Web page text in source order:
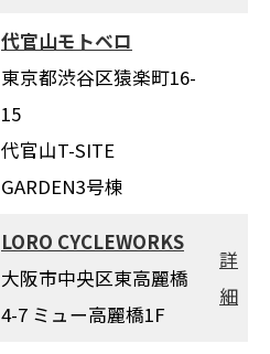
代官山モトベロ
東京都渋谷区猿楽町16-
15
代官山T-SITE
GARDEN3号棟
LORO CYCLEWORKS
大阪市中央区東高麗橋
4-7 ミュー高麗橋1F
詳
細